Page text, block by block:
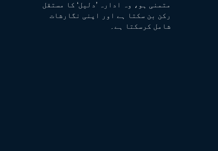
متمنی ہو، وہ ادارہ ’دلیل‘ کا مستقل
رکن بن سکتا ہے اور اپنی نگارشات
شامل کرسکتا ہے۔